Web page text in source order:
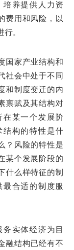
养提供人力资
费用和风险，以
。
国家产业结构和
社会中处于不同
和制度变迁的内
禀赋及其结构对
某一个发展阶
结构的特性是什
？风险的特性是
某个发展阶段的
什么样特征的制
合适的制度服
实体经济为目
融结构已经有不